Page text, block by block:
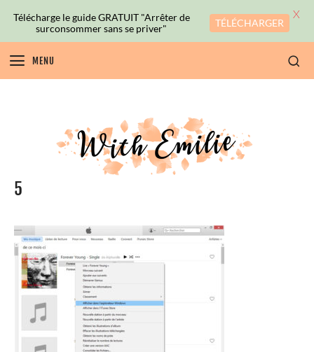
MENU
5
Télécharge le guide GRATUIT "Arrêter de
surconsommer sans se priver"
TÉLÉCHARGER
X